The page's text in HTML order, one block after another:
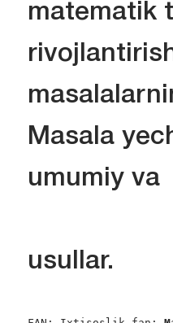
matematik
Masala
umumiy va
usullar.